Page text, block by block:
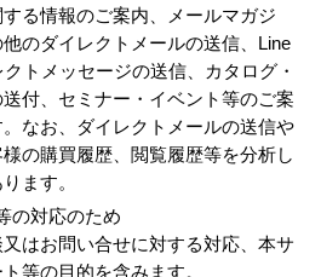
る情報のご案内、メールマガジ
のダイレクトメールの送信、Line
トメッセージの送信、カタログ・
付、セミナー・イベント等のご案
なお、ダイレクトメールの送信や
の購買履歴、閲覧履歴等を分析し
ます。
の対応のため
はお問い合せに対する対応、本サ
等の目的を含みます。